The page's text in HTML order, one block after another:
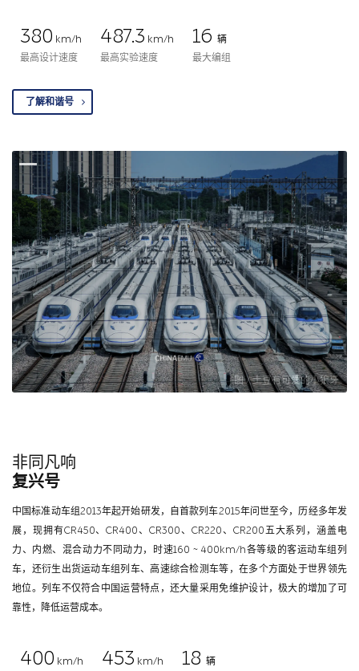
380 km/h
最高设计速度
487.3 km/h
最高实验速度
16 辆
最大编组
了解和谐号
图 / 土豆有可爱的小狼牙
非同凡响
复兴号
中国标准动车组2013年起开始研发，自首款列车2015年问世至今，历经多年发
展，现拥有CR450、CR400、CR300、CR220、CR200五大系列，涵盖电
力、内燃、混合动力不同动力，时速160 ~ 400km/h各等级的客运动车组列
车，还衍生出货运动车组列车、高速综合检测车等，在多个方面处于世界领先
地位。列车不仅符合中国运营特点，还大量采用免维护设计，极大的增加了可
靠性，降低运营成本。
400 km/h
453 km/h
18 辆